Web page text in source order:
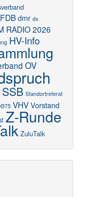
dmr dx
RADIO 2026
HV-Info
OV
SSB Standortreferat
VHV Vorstand
Z-Runde
ZuluTalk